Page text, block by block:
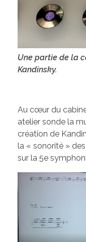
Une partie de la
Kandinsky.
Au cœur du
atelier sonde la
création de
la « sonorité »
sur la 5e